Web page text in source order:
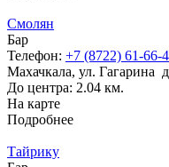
Смолян
Бар
Телефон: +7 (8722) 61-66-
Махачкала, ул. Гагарина
До центра: 2.04 км.
На карте
Подробнее
Тайрику